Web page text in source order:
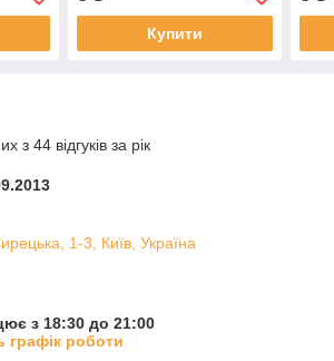
Купити
з 44 відгуків за рік
1-3, Київ, Україна
з 18:30 до 21:00
графік роботи